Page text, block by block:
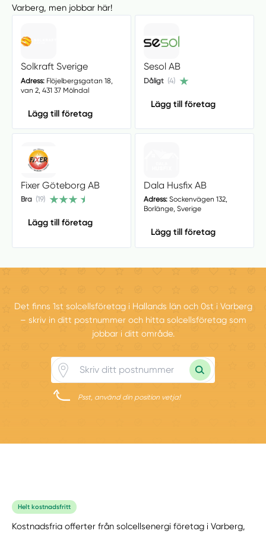
Varberg, men jobbar här!
Solkraft Sverige
Adress:Flöjelbergsgatan 18,
van 2, 431 37 Mölndal
Lägg till företag
Sesol AB
Dåligt (4)
Lägg till företag
Fixer Göteborg AB
Bra (19)
Lägg till företag
Dala Husfix AB
Adress:Sockenvägen 132,
Borlänge, Sverige
Lägg till företag
Det finns 1st solcellsföretag i Hallands län och 0st i Varberg
– skriv in ditt postnummer och hitta solcellsföretag som
jobbar i ditt område.
Psst, använd din position vetja!
Helt kostnadsfritt
Kostnadsfria offerter från solcellsenergi företag i Varberg,